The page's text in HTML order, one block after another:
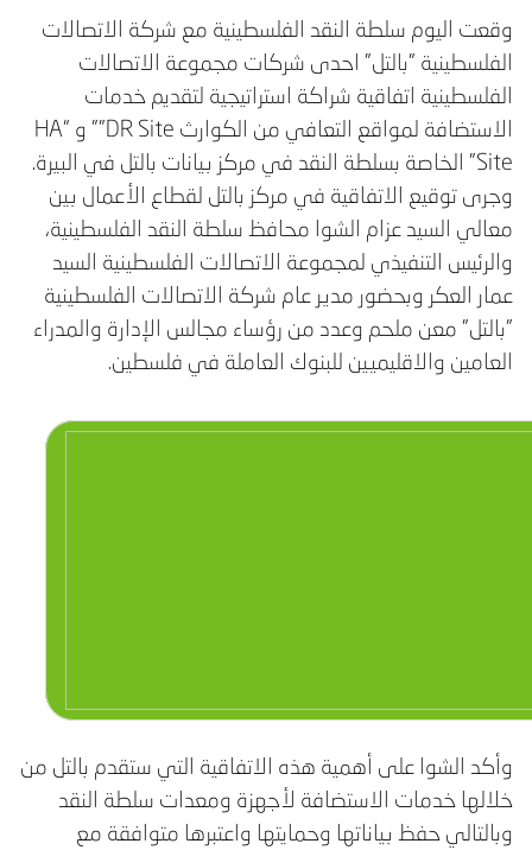
وقعت اليوم سلطة النقد الفلسطينية مع شركة الاتصالات
الفلسطينية "بالتل" احدى شركات مجموعة الاتصالات
الفلسطينية اتفاقية شراكة استراتيجية لتقديم خدمات
الاستضافة لمواقع التعافي من الكوارث DR Site”" و “HA
Site” الخاصة بسلطة النقد في مركز بيانات بالتل في البيرة.
وجرى توقيع الاتفاقية في مركز بالتل لقطاع الأعمال بين
معالي السيد عزام الشوا محافظ سلطة النقد الفلسطينية،
والرئيس التنفيذي لمجموعة الاتصالات الفلسطينية السيد
عمار العكر وبحضور مدير عام شركة الاتصالات الفلسطينية
"بالتل" معن ملحم وعدد من رؤساء مجالس الإدارة والمدراء
العامين والاقليميين للبنوك العاملة في فلسطين.
وأكد الشوا على أهمية هذه الاتفاقية التي ستقدم بالتل من
خلالها خدمات الاستضافة لأجهزة ومعدات سلطة النقد
وبالتالي حفظ بياناتها وحمايتها واعتبرها متوافقة مع